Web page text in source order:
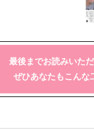
最後までお読みいた
ぜひあなたもこんな